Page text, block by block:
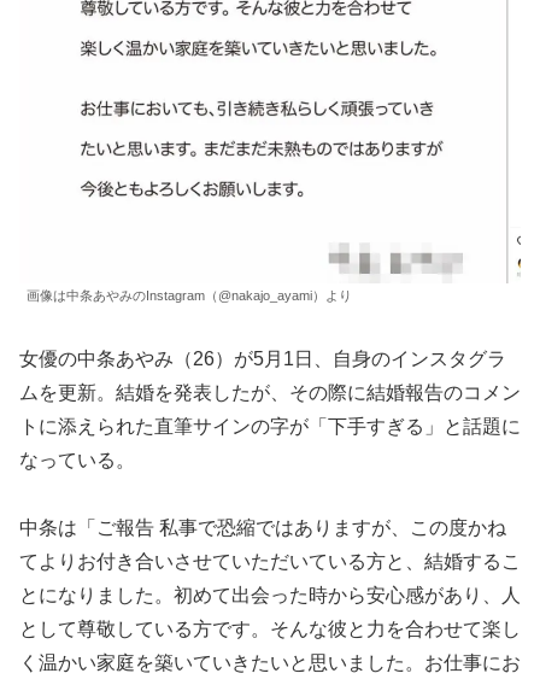
画像は中条あやみのInstagram（@nakajo_ayami）より
女優の中条あやみ（26）が5月1日、自身のインスタグラ
ムを更新。結婚を発表したが、その際に結婚報告のコメン
トに添えられた直筆サインの字が「下手すぎる」と話題に
なっている。
中条は「ご報告 私事で恐縮ではありますが、この度かね
てよりお付き合いさせていただいている方と、結婚するこ
とになりました。初めて出会った時から安心感があり、人
として尊敬している方です。そんな彼と力を合わせて楽し
く温かい家庭を築いていきたいと思いました。お仕事にお